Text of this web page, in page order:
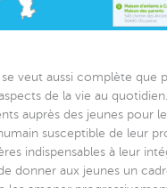
se veut aussi complète que
de la vie au
auprès des jeunes pour
susceptible de leur
indispensables à leur
donner aux jeunes un